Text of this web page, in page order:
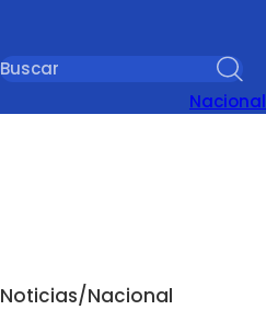
Nacional
Noticias/Nacional